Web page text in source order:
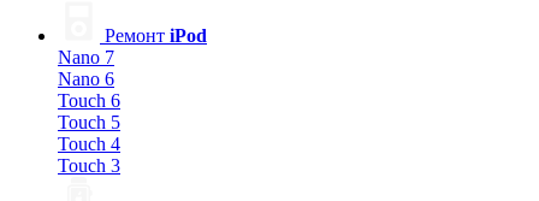
Ремонт iPod
Nano 7
Nano 6
Touch 6
Touch 5
Touch 4
Touch 3